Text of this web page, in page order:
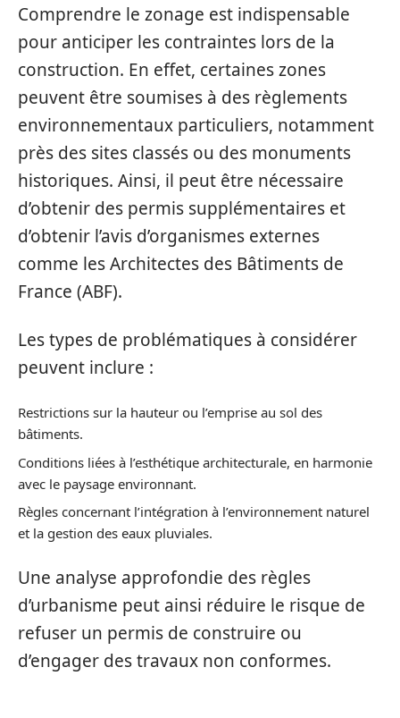
Comprendre le zonage est indispensable
pour anticiper les contraintes lors de la
construction. En effet, certaines zones
peuvent être soumises à des règlements
environnementaux particuliers, notamment
près des sites classés ou des monuments
historiques. Ainsi, il peut être nécessaire
d’obtenir des permis supplémentaires et
d’obtenir l’avis d’organismes externes
comme les Architectes des Bâtiments de
France (ABF).
Les types de problématiques à considérer
peuvent inclure :
Restrictions sur la hauteur ou l’emprise au sol des
bâtiments.
Conditions liées à l’esthétique architecturale, en harmonie
avec le paysage environnant.
Règles concernant l’intégration à l’environnement naturel
et la gestion des eaux pluviales.
Une analyse approfondie des règles
d’urbanisme peut ainsi réduire le risque de
refuser un permis de construire ou
d’engager des travaux non conformes.